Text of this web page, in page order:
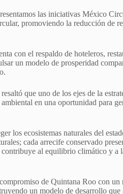
las iniciativas México
promoviendo la reducción de
con el respaldo de hoteleros,
un modelo de prosperidad
que uno de los ejes de la
en una oportunidad para
los ecosistemas naturales del
cada arrecife conservado
al equilibrio climático y a
de Quintana Roo con
un modelo de desarrollo